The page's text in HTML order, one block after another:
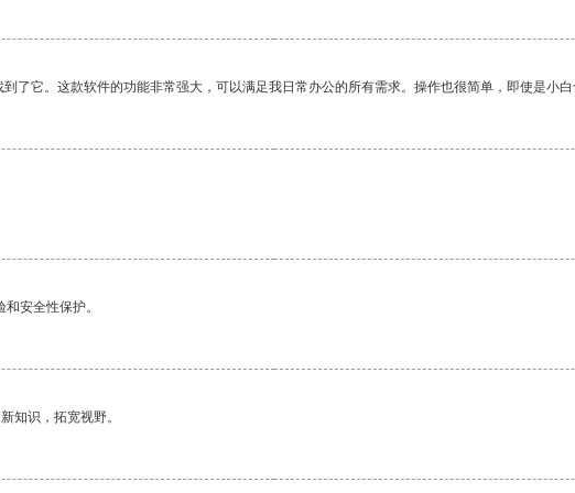
了它。这款软件的功能非常强大，可以满足我日常办公的所有需求。操作也很简单，即使是小白
安全性保护。
知识，拓宽视野。